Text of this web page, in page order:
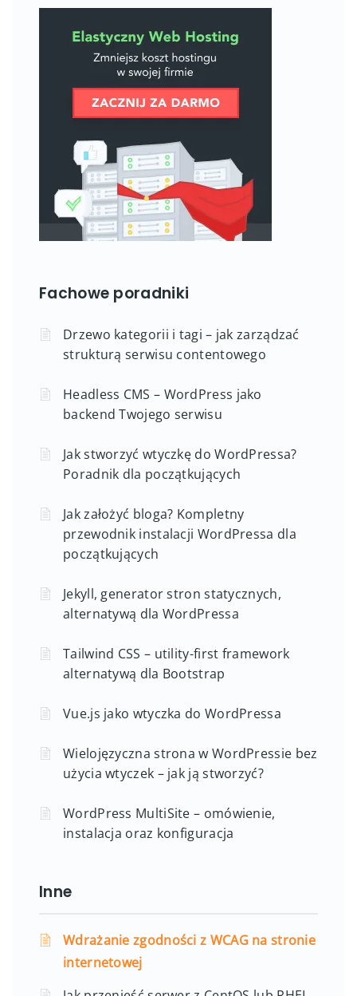
Fachowe poradniki
Drzewo kategorii i tagi – jak zarządzać
strukturą serwisu contentowego
Headless CMS – WordPress jako
backend Twojego serwisu
Jak stworzyć wtyczkę do WordPressa?
Poradnik dla początkujących
Jak założyć bloga? Kompletny
przewodnik instalacji WordPressa dla
początkujących
Jekyll, generator stron statycznych,
alternatywą dla WordPressa
Tailwind CSS – utility-first framework
alternatywą dla Bootstrap
Vue.js jako wtyczka do WordPressa
Wielojęzyczna strona w WordPressie bez
użycia wtyczek – jak ją stworzyć?
WordPress MultiSite – omówienie,
instalacja oraz konfiguracja
Inne
Wdrażanie zgodności z WCAG na stronie
internetowej